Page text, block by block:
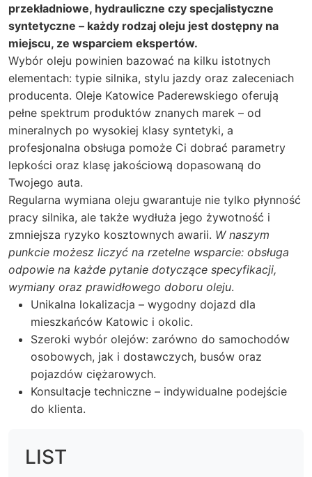
przekładniowe, hydrauliczne czy specjalistyczne
syntetyczne – każdy rodzaj oleju jest dostępny na
miejscu, ze wsparciem ekspertów.
Wybór oleju powinien bazować na kilku istotnych
elementach: typie silnika, stylu jazdy oraz zaleceniach
producenta. Oleje Katowice Paderewskiego oferują
pełne spektrum produktów znanych marek – od
mineralnych po wysokiej klasy syntetyki, a
profesjonalna obsługa pomoże Ci dobrać parametry
lepkości oraz klasę jakościową dopasowaną do
Twojego auta.
Regularna wymiana oleju gwarantuje nie tylko płynność
pracy silnika, ale także wydłuża jego żywotność i
zmniejsza ryzyko kosztownych awarii. W naszym
punkcie możesz liczyć na rzetelne wsparcie: obsługa
odpowie na każde pytanie dotyczące specyfikacji,
wymiany oraz prawidłowego doboru oleju.
Unikalna lokalizacja – wygodny dojazd dla
mieszkańców Katowic i okolic.
Szeroki wybór olejów: zarówno do samochodów
osobowych, jak i dostawczych, busów oraz
pojazdów ciężarowych.
Konsultacje techniczne – indywidualne podejście
do klienta.
LIST